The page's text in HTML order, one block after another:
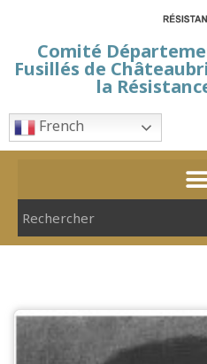
Comité
Fusillés de
la
French